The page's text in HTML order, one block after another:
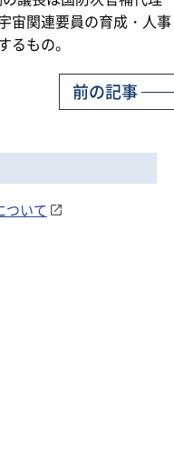
宙関連要員の育成・人事
もの。
前の記事
ついて